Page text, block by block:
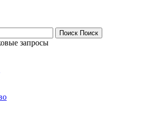
Поиск Поиск
запросы